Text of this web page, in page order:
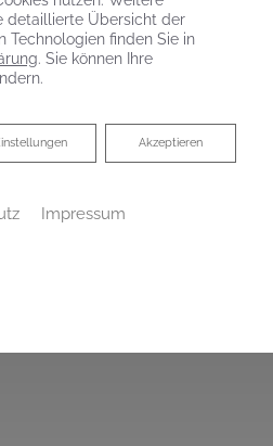
detaillierte Übersicht der
Technologien finden Sie in
. Sie können Ihre
Akzeptieren
Impressum